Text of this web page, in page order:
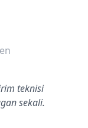
lima
teknisi
sekali.